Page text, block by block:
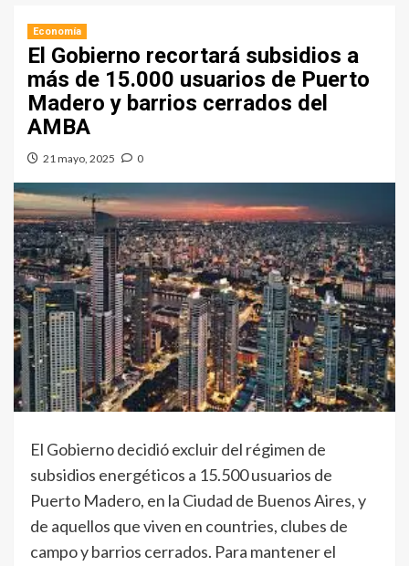
Economía
El Gobierno recortará subsidios a
más de 15.000 usuarios de Puerto
Madero y barrios cerrados del
AMBA
21 mayo, 2025 0
El Gobierno decidió excluir del régimen de
subsidios energéticos a 15.500 usuarios de
Puerto Madero, en la Ciudad de Buenos Aires, y
de aquellos que viven en countries, clubes de
campo y barrios cerrados. Para mantener el